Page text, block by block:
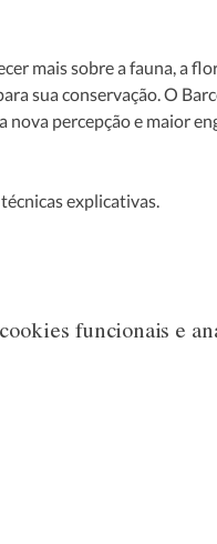
mais sobre a fauna, a
sua conservação. O
percepção e maior
explicativas.
funcionais e